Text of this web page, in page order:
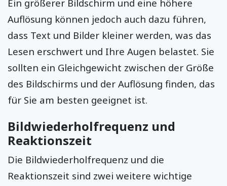
Ein größerer Bildschirm und eine höhere
Auflösung können jedoch auch dazu führen,
dass Text und Bilder kleiner werden, was das
Lesen erschwert und Ihre Augen belastet. Sie
sollten ein Gleichgewicht zwischen der Größe
des Bildschirms und der Auflösung finden, das
für Sie am besten geeignet ist.
Bildwiederholfrequenz und
Reaktionszeit
Die Bildwiederholfrequenz und die
Reaktionszeit sind zwei weitere wichtige